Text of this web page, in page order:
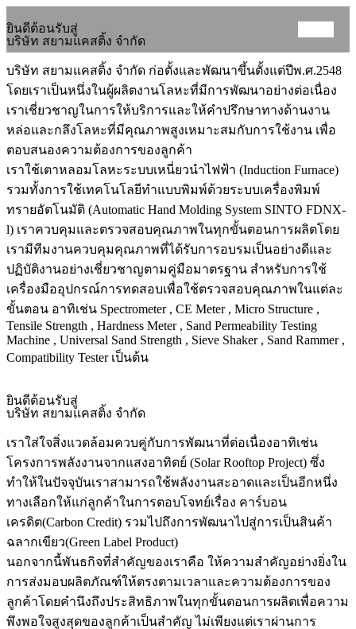
ยินดีต้อนรับสู่
บริษัท สยามแคสติ้ง จำกัด
บริษัท สยามแคสติ้ง จำกัด ก่อตั้งและพัฒนาขึ้นตั้งแต่ปีพ.ศ.2548
โดยเราเป็นหนึ่งในผู้ผลิตงานโลหะที่มีการพัฒนาอย่างต่อเนื่อง
เราเชี่ยวชาญในการให้บริการและให้คำปรึกษาทางด้านงาน
หล่อและกลึงโลหะที่มีคุณภาพสูงเหมาะสมกับการใช้งาน เพื่อ
ตอบสนองความต้องการของลูกค้า
เราใช้เตาหลอมโลหะระบบเหนี่ยวนำไฟฟ้า (Induction Furnace)
รวมทั้งการใช้เทคโนโลยีทำแบบพิมพ์ด้วยระบบเครื่องพิมพ์
ทรายอัตโนมัติ (Automatic Hand Molding System SINTO FDNX-
l) เราควบคุมและตรวจสอบคุณภาพในทุกขั้นตอนการผลิตโดย
เรามีทีมงานควบคุมคุณภาพที่ได้รับการอบรมเป็นอย่างดีและ
ปฏิบัติงานอย่างเชี่ยวชาญตามคู่มือมาตรฐาน สำหรับการใช้
เครื่องมืออุปกรณ์การทดสอบเพื่อใช้ตรวจสอบคุณภาพในแต่ละ
ขั้นตอน อาทิเช่น Spectrometer , CE Meter , Micro Structure ,
Tensile Strength , Hardness Meter , Sand Permeability Testing
Machine , Universal Sand Strength , Sieve Shaker , Sand Rammer ,
Compatibility Tester เป็นต้น
ยินดีต้อนรับสู่
บริษัท สยามแคสติ้ง จำกัด
เราใส่ใจสิ่งแวดล้อมควบคู่กับการพัฒนาที่ต่อเนื่องอาทิเช่น
โครงการพลังงานจากแสงอาทิตย์ (Solar Rooftop Project) ซึ่ง
ทำให้ในปัจจุบันเราสามารถใช้พลังงานสะอาดและเป็นอีกหนึ่ง
ทางเลือกให้แก่ลูกค้าในการตอบโจทย์เรื่อง คาร์บอน
เครดิต(Carbon Credit) รวมไปถึงการพัฒนาไปสู่การเป็นสินค้า
ฉลากเขียว(Green Label Product)
นอกจากนี้พันธกิจที่สำคัญของเราคือ ให้ความสำคัญอย่างยิ่งใน
การส่งมอบผลิตภัณฑ์ให้ตรงตามเวลาและความต้องการของ
ลูกค้าโดยคำนึงถึงประสิทธิภาพในทุกขั้นตอนการผลิตเพื่อความ
พึงพอใจสูงสุดของลูกค้าเป็นสำคัญ ไม่เพียงแต่เราผ่านการ